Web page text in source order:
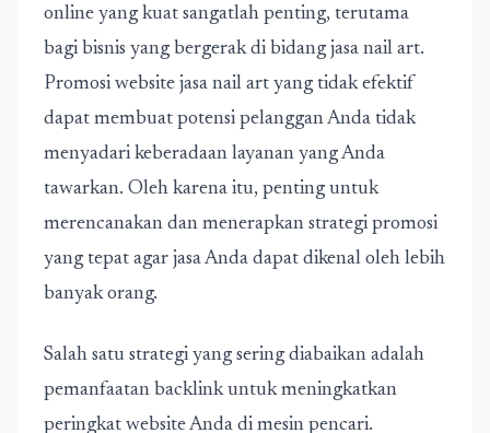
online yang kuat sangatlah penting, terutama
bagi bisnis yang bergerak di bidang jasa nail art.
Promosi website jasa nail art yang tidak efektif
dapat membuat potensi pelanggan Anda tidak
menyadari keberadaan layanan yang Anda
tawarkan. Oleh karena itu, penting untuk
merencanakan dan menerapkan strategi promosi
yang tepat agar jasa Anda dapat dikenal oleh lebih
banyak orang.
Salah satu strategi yang sering diabaikan adalah
pemanfaatan backlink untuk meningkatkan
peringkat website Anda di mesin pencari.